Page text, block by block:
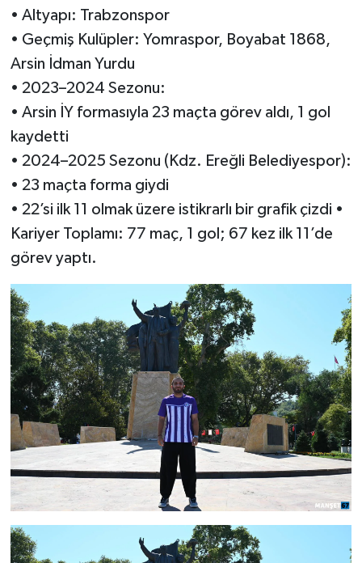
• Altyapı: Trabzonspor
• Geçmiş Kulüpler: Yomraspor, Boyabat 1868,
Arsin İdman Yurdu
• 2023–2024 Sezonu:
• Arsin İY formasıyla 23 maçta görev aldı, 1 gol
kaydetti
• 2024–2025 Sezonu (Kdz. Ereğli Belediyespor):
• 23 maçta forma giydi
• 22’si ilk 11 olmak üzere istikrarlı bir grafik çizdi •
Kariyer Toplamı: 77 maç, 1 gol; 67 kez ilk 11’de
görev yaptı.